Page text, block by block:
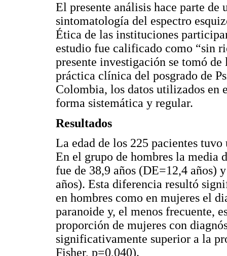
El presente análisis hace parte de
sintomatología del espectro
Ética de las instituciones
estudio fue calificado como “sin
presente investigación se tomó
práctica clínica del posgrado de
Colombia, los datos utilizados en
forma sistemática y regular.
Resultados
La edad de los 225 pacientes
En el grupo de hombres la media
fue de 38,9 años (DE=12,4 años)
años). Esta diferencia resultó
en hombres como en mujeres el
paranoide y, el menos frecuente,
proporción de mujeres con
significativamente superior a la
Fisher, p=0,040).